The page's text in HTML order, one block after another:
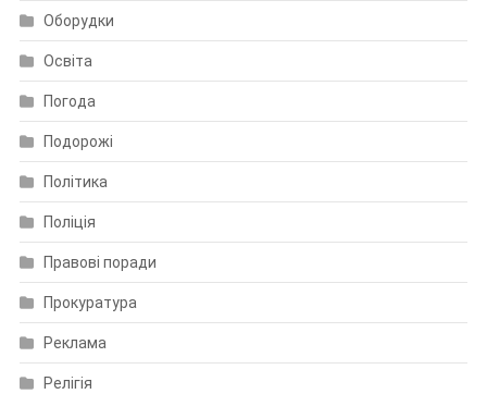
Оборудки
Освіта
Погода
Подорожі
Політика
Поліція
Правові поради
Прокуратура
Реклама
Релігія